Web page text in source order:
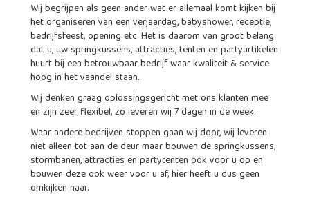
Wij begrijpen als geen ander wat er allemaal komt kijken bij
het organiseren van een verjaardag, babyshower, receptie,
bedrijfsfeest, opening etc. Het is daarom van groot belang
dat u, uw springkussens, attracties, tenten en partyartikelen
huurt bij een betrouwbaar bedrijf waar kwaliteit & service
hoog in het vaandel staan.
Wij denken graag oplossingsgericht met ons klanten mee
en zijn zeer flexibel, zo leveren wij 7 dagen in de week.
Waar andere bedrijven stoppen gaan wij door, wij leveren
niet alleen tot aan de deur maar bouwen de springkussens,
stormbanen, attracties en partytenten ook voor u op en
bouwen deze ook weer voor u af, hier heeft u dus geen
omkijken naar.